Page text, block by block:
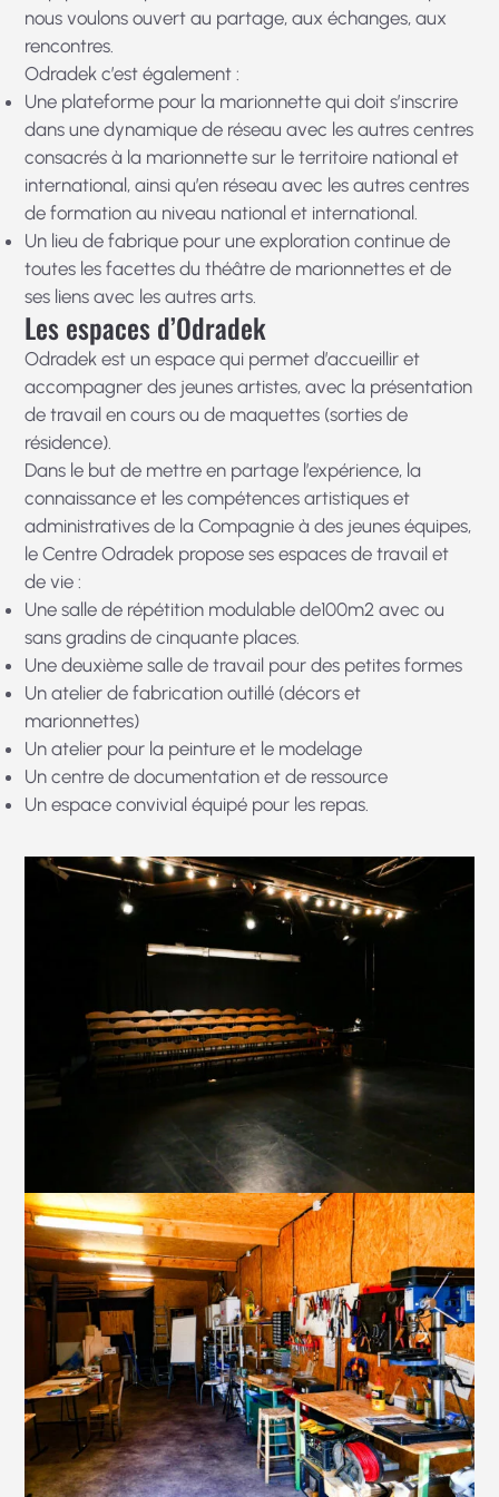
nous voulons ouvert au partage, aux échanges, aux
rencontres.
Odradek c’est également :
Une plateforme pour la marionnette qui doit s’inscrire
dans une dynamique de réseau avec les autres centres
consacrés à la marionnette sur le territoire national et
international, ainsi qu’en réseau avec les autres centres
de formation au niveau national et international.
Un lieu de fabrique pour une exploration continue de
toutes les facettes du théâtre de marionnettes et de
ses liens avec les autres arts.
Les espaces d’Odradek
Odradek est un espace qui permet d’accueillir et
accompagner des jeunes artistes, avec la présentation
de travail en cours ou de maquettes (sorties de
résidence).
Dans le but de mettre en partage l’expérience, la
connaissance et les compétences artistiques et
administratives de la Compagnie à des jeunes équipes,
le Centre Odradek propose ses espaces de travail et
de vie :
Une salle de répétition modulable de100m2 avec ou
sans gradins de cinquante places.
Une deuxième salle de travail pour des petites formes
Un atelier de fabrication outillé (décors et
marionnettes)
Un atelier pour la peinture et le modelage
Un centre de documentation et de ressource
Un espace convivial équipé pour les repas.